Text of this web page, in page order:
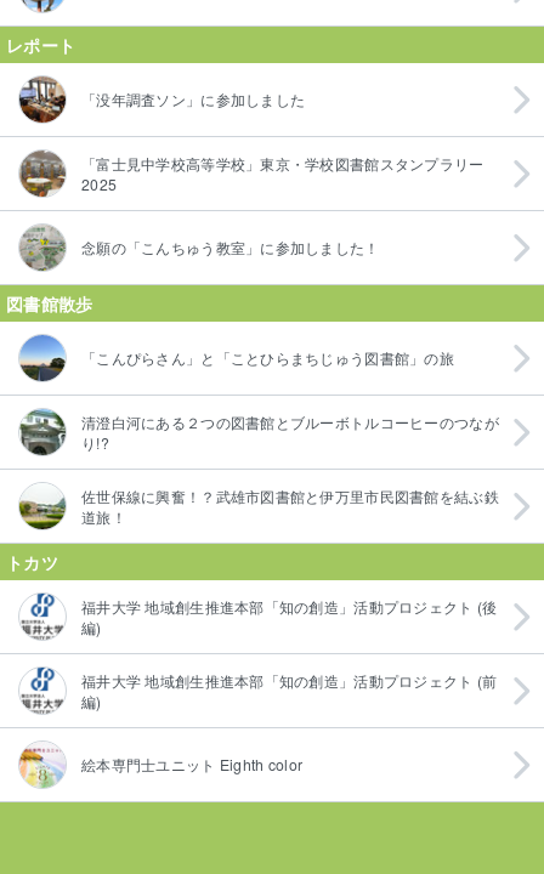
レポート
「没年調査ソン」に参加しました
「富士見中学校高等学校」東京・学校図書館スタンプラリー
2025
念願の「こんちゅう教室」に参加しました！
図書館散歩
「こんぴらさん」と「ことひらまちじゅう図書館」の旅
清澄白河にある２つの図書館とブルーボトルコーヒーのつなが
り!?
佐世保線に興奮！？武雄市図書館と伊万里市民図書館を結ぶ鉄
道旅！
トカツ
福井大学 地域創生推進本部「知の創造」活動プロジェクト (後
編)
福井大学 地域創生推進本部「知の創造」活動プロジェクト (前
編)
絵本専門士ユニット Eighth color